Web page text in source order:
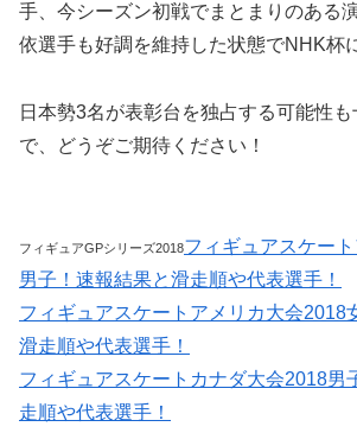
手、今シーズン初戦でまとまりのある
依選手も好調を維持した状態でNHK杯
日本勢3名が表彰台を独占する可能性
で、どうぞご期待ください！
フィギュアGPシリーズ2018フィギュアスケー
男子！速報結果と滑走順や代表選手！
フィギュアスケートアメリカ大会2018
滑走順や代表選手！
フィギュアスケートカナダ大会2018男
走順や代表選手！